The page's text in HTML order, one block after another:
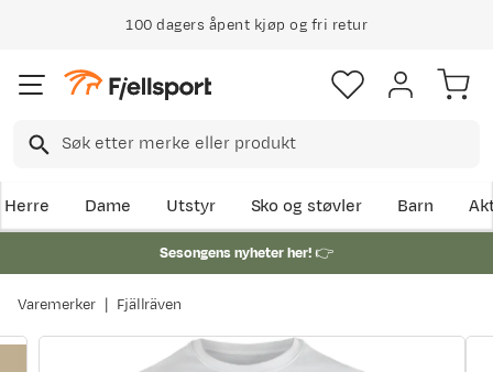
100 dagers åpent kjøp og fri retur
Herre Dame Utstyr Sko og støvler Barn
Sesongens nyheter her!👉
Varemerker Fjällräven